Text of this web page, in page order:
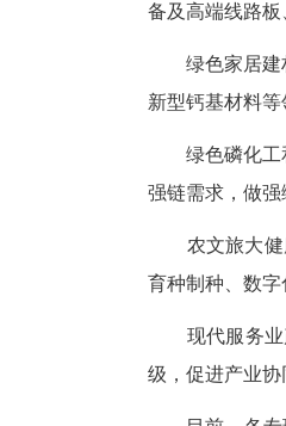
此次“
智相结合
数智经
备及高
绿色家